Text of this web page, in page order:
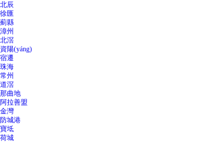
北辰
徐匯
薊縣
漳州
北滘
資陽(yáng)
宿遷
珠海
常州
道滘
那曲地
阿拉善盟
金灣
防城港
寶坻
荷城